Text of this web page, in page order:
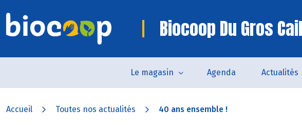
Biocoop Du Gros
Le magasin Agenda Actualités
Accueil Toutes nos actualités 40 ans ensemble !